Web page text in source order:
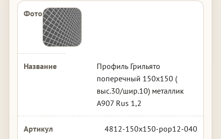
Профиль Грильято
поперечный 150х150 (
выс.30/шир.10) металлик
А907 Rus 1,2
4812-150x150-pop12-040